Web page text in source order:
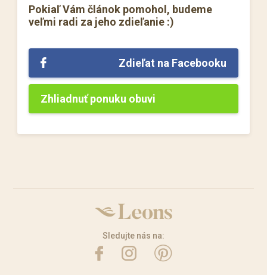
Pokiaľ Vám článok pomohol, budeme
veľmi radi za jeho zdieľanie :)
Zdieľat na Facebooku
Zhliadnuť ponuku obuvi
Sledujte nás na: